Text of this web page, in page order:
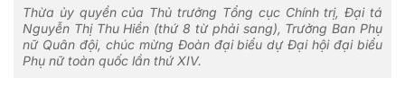
Thừa ủy quyền của Thủ trưởng Tổng cục Chính trị, Đại tá
Nguyễn Thị Thu Hiền (thứ 8 từ phải sang), Trưởng Ban Phụ
nữ Quân đội, chúc mừng Đoàn đại biểu dự Đại hội đại biểu
Phụ nữ toàn quốc lần thứ XIV.